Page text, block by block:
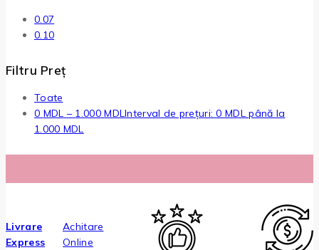
0.07
0.10
Filtru Preț
Toate
0 MDL – 1.000MDLInterval de prețuri: 0 MDL până la
1.000 MDL
Livrare
Express
Achitare
Online